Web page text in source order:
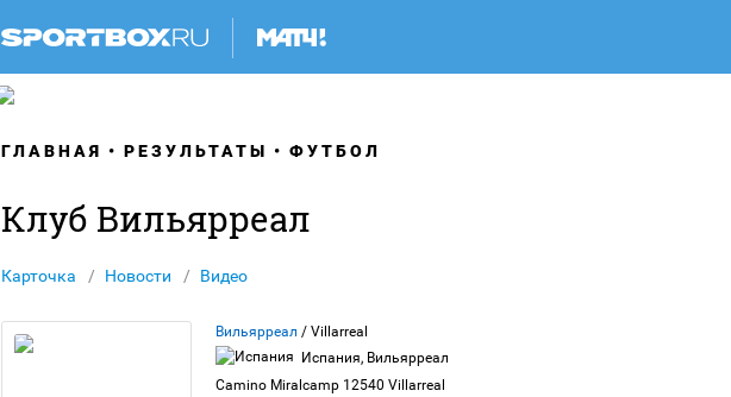
ГЛАВНАЯ РЕЗУЛЬТАТЫ ФУТБОЛ
Клуб Вильярреал
Карточка Новости Видео
Вильярреал / Villarreal
Испания, Вильярреал
Camino Miralcamp 12540 Villarreal